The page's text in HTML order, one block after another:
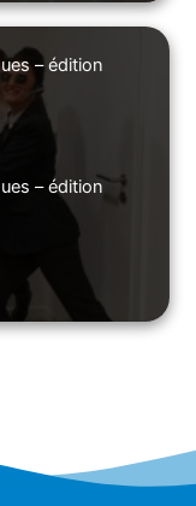
– édition
– édition